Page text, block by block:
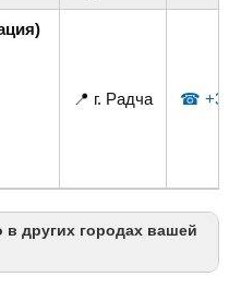
📍 г. Радча ☎ +38
других городах вашей